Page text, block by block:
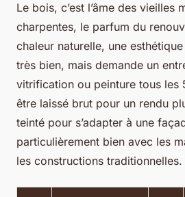
Le bois, c’est l’âme des
charpentes, le parfum du
chaleur naturelle, une
très bien, mais demande un
vitrification ou peinture tous les
être laissé brut pour un rendu
teinté pour s’adapter à une
particulièrement bien avec les
les constructions traditionnelles.